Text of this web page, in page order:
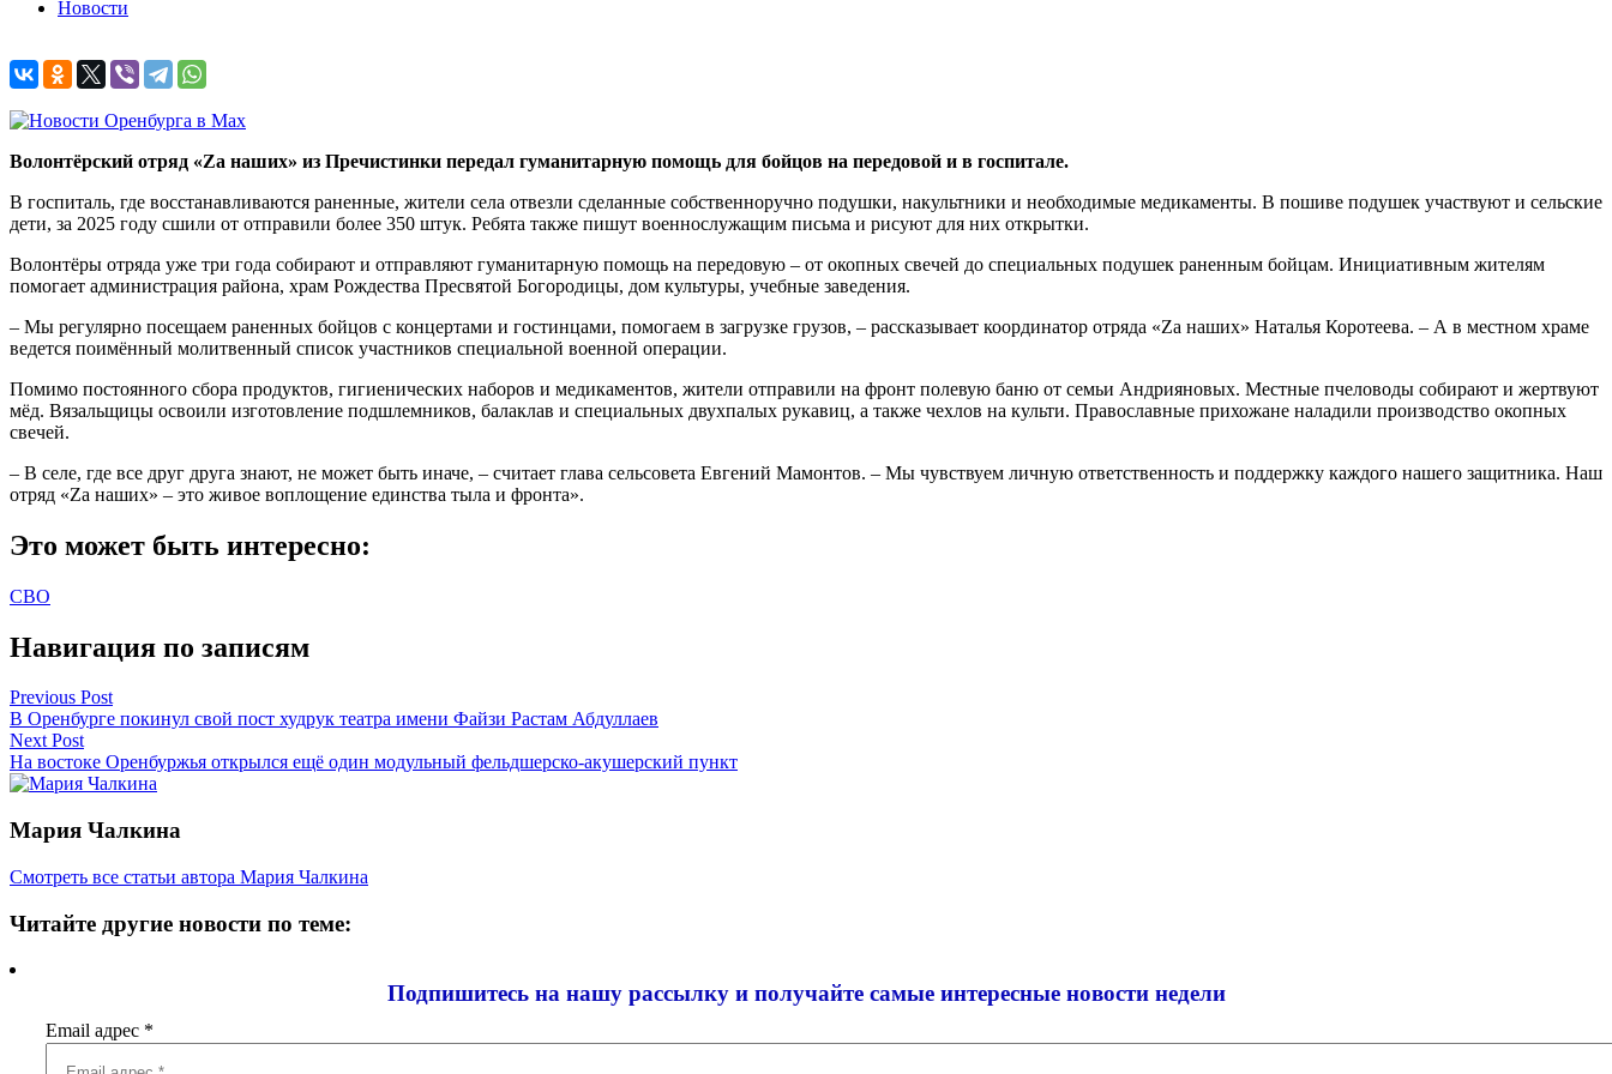
Новости
Волонтёрский отряд «Zа наших» из Пречистинки передал гуманитарную помощь для бойцов на передовой и в госпитале.
В госпиталь, где восстанавливаются раненные, жители села отвезли сделанные собственноручно подушки, накультники и необходимые медикаменты. В пошиве подушек участвуют и сельские
дети, за 2025 году сшили от отправили более 350 штук. Ребята также пишут военнослужащим письма и рисуют для них открытки.
Волонтёры отряда уже три года собирают и отправляют гуманитарную помощь на передовую – от окопных свечей до специальных подушек раненным бойцам. Инициативным жителям
помогает администрация района, храм Рождества Пресвятой Богородицы, дом культуры, учебные заведения.
– Мы регулярно посещаем раненных бойцов с концертами и гостинцами, помогаем в загрузке грузов, – рассказывает координатор отряда «Zа наших» Наталья Коротеева. – А в местном храме
ведется поимённый молитвенный список участников специальной военной операции.
Помимо постоянного сбора продуктов, гигиенических наборов и медикаментов, жители отправили на фронт полевую баню от семьи Андрияновых. Местные пчеловоды собирают и жертвуют
мёд. Вязальщицы освоили изготовление подшлемников, балаклав и специальных двухпалых рукавиц, а также чехлов на культи. Православные прихожане наладили производство окопных
свечей.
– В селе, где все друг друга знают, не может быть иначе, – считает глава сельсовета Евгений Мамонтов. – Мы чувствуем личную ответственность и поддержку каждого нашего защитника. Наш
отряд «Zа наших» – это живое воплощение единства тыла и фронта».
Это может быть интересно:
СВО
Навигация по записям
Previous Post
В Оренбурге покинул свой пост худрук театра имени Файзи Растам Абдуллаев
Next Post
На востоке Оренбуржья открылся ещё один модульный фельдшерско-акушерский пункт
Мария Чалкина
Смотреть все статьи автора Мария Чалкина
Читайте другие новости по теме:
Подпишитесь на нашу рассылку и получайте самые интересные новости недели
Email адрес *